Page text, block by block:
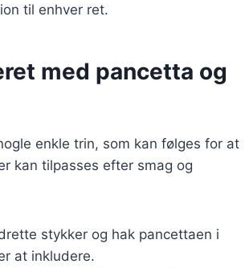
til enhver ret.
med pancetta og
enkle trin, som kan følges for at
kan tilpasses efter smag og
stykker og hak pancettaen i
at inkludere.